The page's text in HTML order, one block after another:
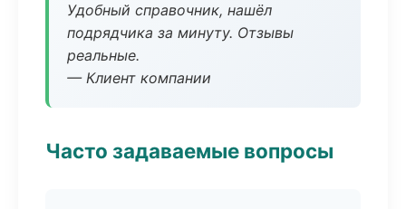
Удобный справочник, нашёл
подрядчика за минуту. Отзывы
реальные.
— Клиент компании
Часто задаваемые вопросы